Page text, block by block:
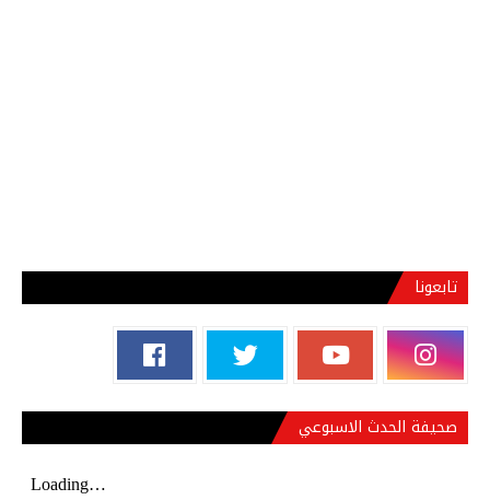
تابعونا
صحيفة الحدث الاسبوعي